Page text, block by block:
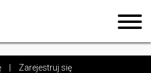
17
Zarejestruj się
17